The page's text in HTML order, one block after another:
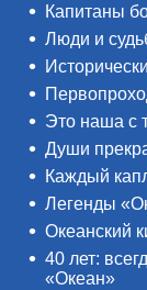
Капитаны
Люди и
Это наша с
Души
Каждый
Легенды
Океанский
40 лет:
«Океан»